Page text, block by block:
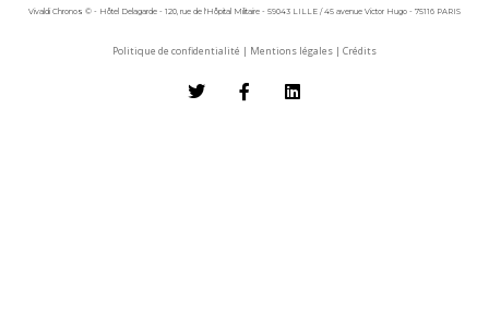
Vivaldi Chronos © - Hôtel Delagarde - 120, rue de l'Hôpital Militaire - 59043 LILLE / 45 avenue Victor Hugo - 75116 PARIS
Politique de confidentialité | Mentions légales | Crédits